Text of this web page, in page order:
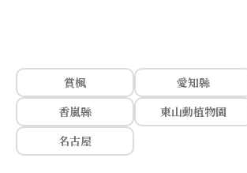
賞楓
愛知縣
香嵐縣
東山動植物園
名古屋